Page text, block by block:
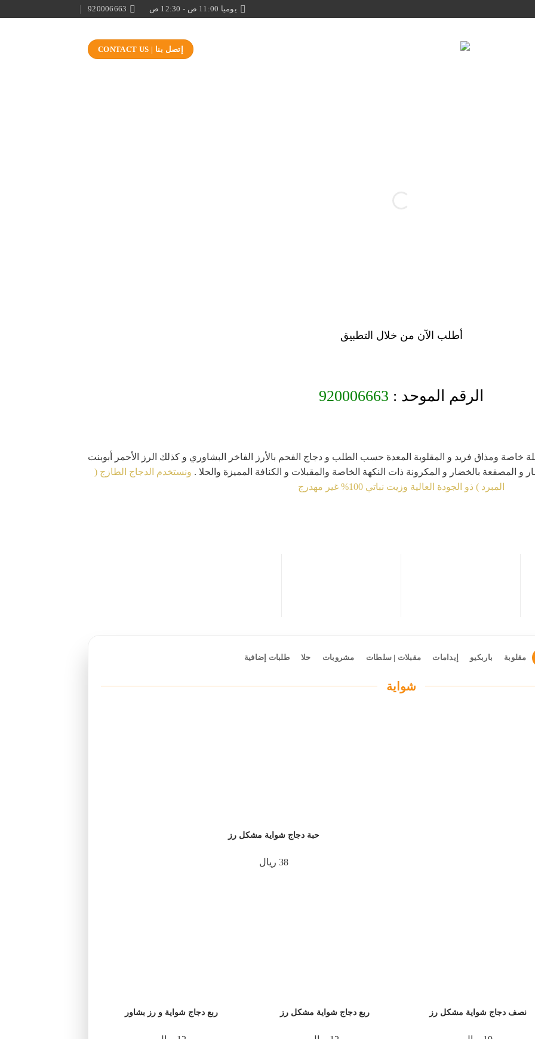
يوميا 11:00 ص - 12:30 ص 920006663
إتصل بنا | CONTACT US
أطلب الآن من خلال التطبيق
الرقم الموحد : 920006663
خاصة ومذاق فريد و المقلوبة المعدة حسب الطلب و دجاج الفحم بالأرز الفاخر البشاوري و كذلك الرز الأحمر أبوبنت
المصقعة بالخضار و المكرونة ذات النكهة الخاصة والمقبلات و الكنافة المميزة والحلا . ونستخدم الدجاج الطازج (
المبرد ) ذو الجودة العالية وزيت نباتي 100% غير مهدرج
مقلوبة باربكيو إيدامات مقبلات | سلطات مشروبات حلا طلبات إضافية
شواية
حبة دجاج شواية مشكل رز
38 ريال
نصف دجاج شواية مشكل رز ربع دجاج شواية مشكل رز ربع دجاج شواية و رز بشاور